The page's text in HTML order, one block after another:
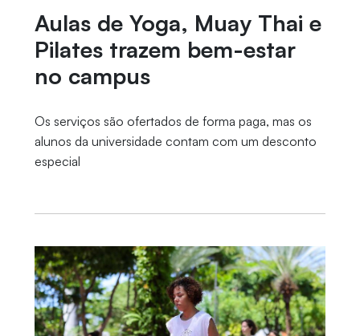
Aulas de Yoga, Muay Thai e
Pilates trazem bem-estar
no campus
Os serviços são ofertados de forma paga, mas os
alunos da universidade contam com um desconto
especial